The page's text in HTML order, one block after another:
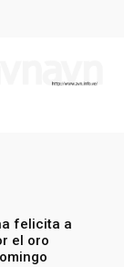
felicita a
el oro